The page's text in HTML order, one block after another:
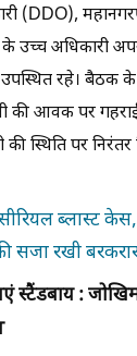
(DDO),
के उच्च अधिकारी
रहे। बैठक के
आवक पर गहराई
स्थिति पर
ब्लास्ट
सजा रखी
स्टैंडबाय :